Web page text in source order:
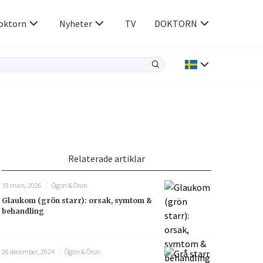
Rökavvänjning
Rörelseapparaten
Sex & Samliv
Sömn & Stress
Nyheter TV DOKTORN
Relaterade artiklar
19 mars, 2026
Ögon & Öron
Glaukom (grön starr): orsak, symtom &
behandling
26 december, 2024
Ögon & Öron